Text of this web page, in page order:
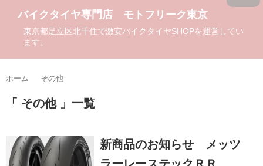
バイクタイヤ専門店 モトフリーク東京
東京都足立区北千住で激安バイクタイヤSHOPを運営してい
ます。
ホーム その他
その他 一覧
新商品のお知らせ メッツ